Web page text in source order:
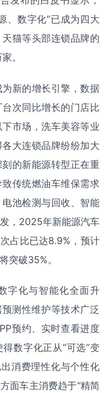
、数字化”已成为四大
猫等头部连锁品牌的
。
新的增长引擎，数据
次同比增长的门店比
市场，洗车美容等业
大连锁品牌纷纷加大
的新能源转型正在重
传统燃油车维保需求
池检测与回收、智能
，2025年新能源汽车
占比已达8.9%，预计
突破35%。
字化与智能化全面升
测性维护等技术广泛
预约、实时查看进度
数字化正从“可选”变
消费理性化与个性化
面车主消费趋于“精简